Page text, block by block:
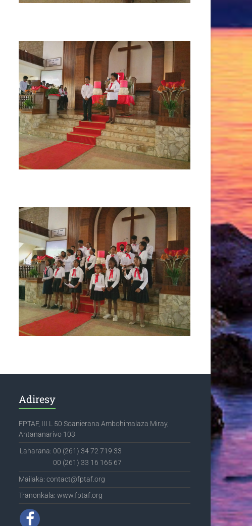
Adiresy
FPTAF, III L 50 Soanierana Ambohimalaza Miray,
Antananarivo 103
Laharana: 00 (261) 34 72 719 33
00 (261) 33 16 165 67
Mailaka: contact@fptaf.org
Tranonkala: www.fptaf.org